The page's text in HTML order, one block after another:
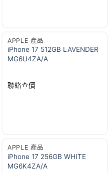
APPLE 產品
iPhone 17 512GB LAVENDER
MG6U4ZA/A
聯絡查價
APPLE 產品
iPhone 17 256GB WHITE
MG6K4ZA/A